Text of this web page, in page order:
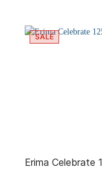
SALE
Erima Celebrate